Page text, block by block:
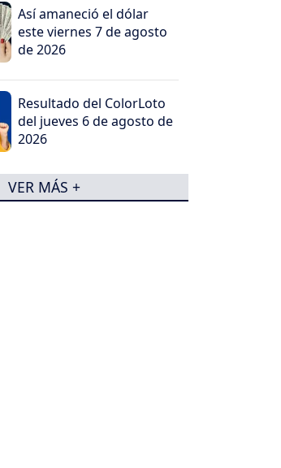
Así amaneció el dólar
este viernes 7 de agosto
de 2026
Resultado del ColorLoto
del jueves 6 de agosto de
2026
VER MÁS +